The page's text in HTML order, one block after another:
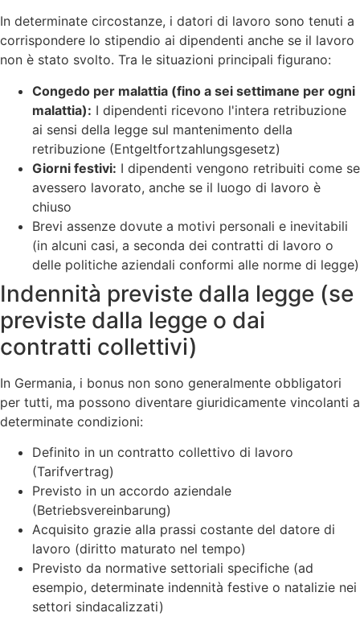
In determinate circostanze, i datori di lavoro sono tenuti a
corrispondere lo stipendio ai dipendenti anche se il lavoro
non è stato svolto. Tra le situazioni principali figurano:
Congedo per malattia (fino a sei settimane per ogni
malattia): I dipendenti ricevono l'intera retribuzione
ai sensi della legge sul mantenimento della
retribuzione (Entgeltfortzahlungsgesetz)
Giorni festivi: I dipendenti vengono retribuiti come se
avessero lavorato, anche se il luogo di lavoro è
chiuso
Brevi assenze dovute a motivi personali e inevitabili
(in alcuni casi, a seconda dei contratti di lavoro o
delle politiche aziendali conformi alle norme di legge)
Indennità previste dalla legge (se
previste dalla legge o dai
contratti collettivi)
In Germania, i bonus non sono generalmente obbligatori
per tutti, ma possono diventare giuridicamente vincolanti a
determinate condizioni:
Definito in un contratto collettivo di lavoro
(Tarifvertrag)
Previsto in un accordo aziendale
(Betriebsvereinbarung)
Acquisito grazie alla prassi costante del datore di
lavoro (diritto maturato nel tempo)
Previsto da normative settoriali specifiche (ad
esempio, determinate indennità festive o natalizie nei
settori sindacalizzati)